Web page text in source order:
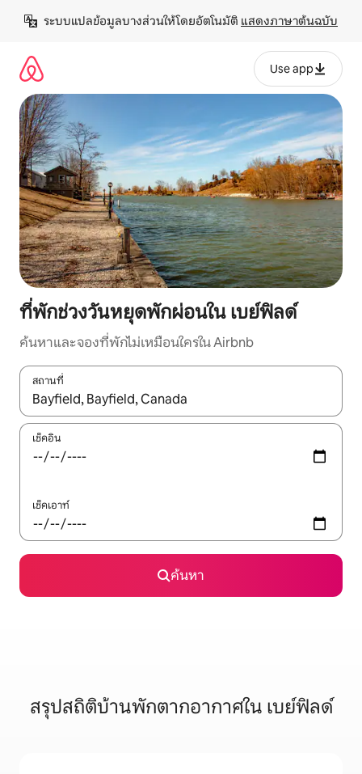
เนื้อหา
ระบบแปลข้อมูลบางส่วนให้โดยอัตโนมัติ แสดงภาษาต้นฉบับ
Use app
ที่พักช่วงวันหยุดพักผ่อนใน เบย์ฟิลด์
ค้นหาและจองที่พักไม่เหมือนใครใน Airbnb
สถานที่
ใช้ลูกศรขึ้นลง หรือใช้การสัมผัสหรือปัด เพื่อสำรวจผลการค้นหา
เช็คอิน
เช็คเอาท์
ค้นหา
สรุปสถิติบ้านพักตากอากาศใน เบย์ฟิลด์